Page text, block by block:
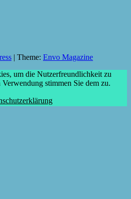
Theme: Envo Magazine
um die Nutzerfreundlichkeit zu
stimmen Sie dem zu.